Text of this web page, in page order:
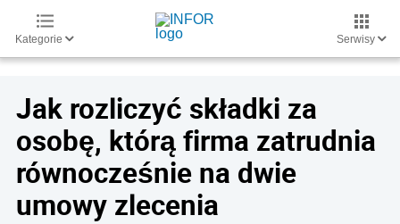
Kategorie Serwisy
Jak rozliczyć składki za
osobę, którą firma zatrudnia
równocześnie na dwie
umowy zlecenia